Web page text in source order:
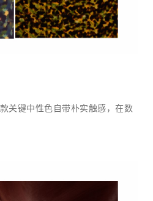
关键中性色自带朴实触感，在数